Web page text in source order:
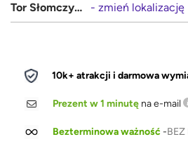
Tor Słomczyn (Warszawa, Grójec) - zmień lokalizację
10k+ atrakcji i darmowa
Prezent w 1 minutę na e-mail
Bezterminowa ważność-BEZ